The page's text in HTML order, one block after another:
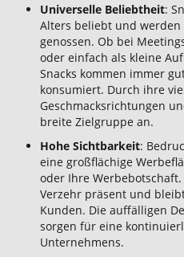
Universelle Beliebtheit:
Alters beliebt und werden
genossen. Ob bei
oder einfach als kleine
Snacks kommen immer
konsumiert. Durch ihre
Geschmacksrichtungen
breite Zielgruppe an.
Hohe Sichtbarkeit:
eine großflächige
oder Ihre
Verzehr präsent und
Kunden. Die auffälligen
sorgen für eine
Unternehmens.